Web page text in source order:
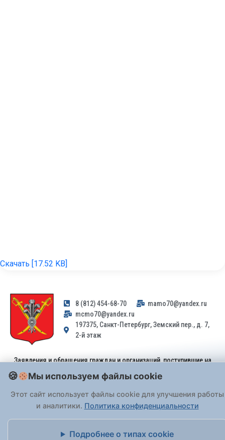
Скачать [17.52 KB]
8 (812) 454-68-70
mamo70@yandex.ru
mcmo70@yandex.ru
197375, Санкт-Петербург, Земский пер., д. 7,
2-й этаж
Заявления и обращения граждан и организаций, поступившие на
адрес email, не могут быть рассмотрены на основании
Федерального закона от 02.05.2006 № 59-ФЗ. Обращения
принимаются только: по почте, черезпортал «Госуслуги» (ЕПГУ)
или лично при предъявлении паспорта.
На Сайте действует Политика обработки персональных данных
Мы используем файлы cookie
Этот сайт использует файлы cookie для улучшения работы
и аналитики. Политика конфиденциальности
Подробнее о типах cookie